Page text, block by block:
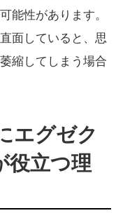
能性があります。
面していると、思
縮してしまう場合
エグゼク
役立つ理